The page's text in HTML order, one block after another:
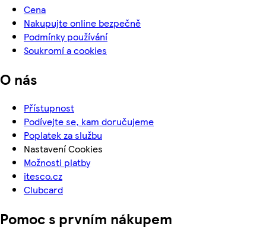
Cena
Nakupujte online bezpečně
Podmínky používání
Soukromí a cookies
O nás
Přístupnost
Podívejte se, kam doručujeme
Poplatek za službu
Nastavení Cookies
Možnosti platby
itesco.cz
Clubcard
Pomoc s prvním nákupem